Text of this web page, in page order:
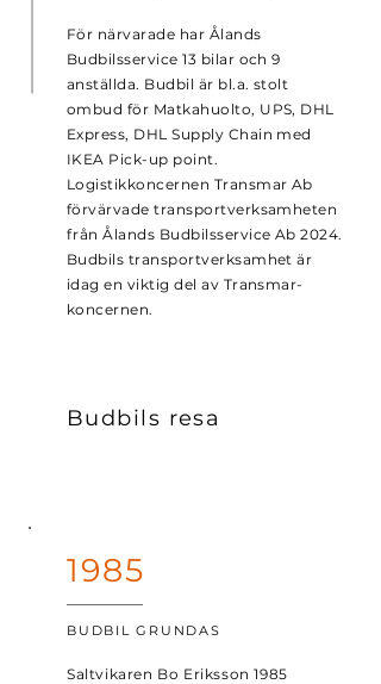
För närvarade har Ålands
Budbilsservice 13 bilar och 9
anställda. Budbil är bl.a. stolt
ombud för Matkahuolto, UPS, DHL
Express, DHL Supply Chain med
IKEA Pick-up point.
Logistikkoncernen Transmar Ab
förvärvade transportverksamheten
från Ålands Budbilsservice Ab 2024.
Budbils transportverksamhet är
idag en viktig del av Transmar-
koncernen.
Budbils resa
1985
BUDBIL GRUNDAS
Saltvikaren Bo Eriksson 1985